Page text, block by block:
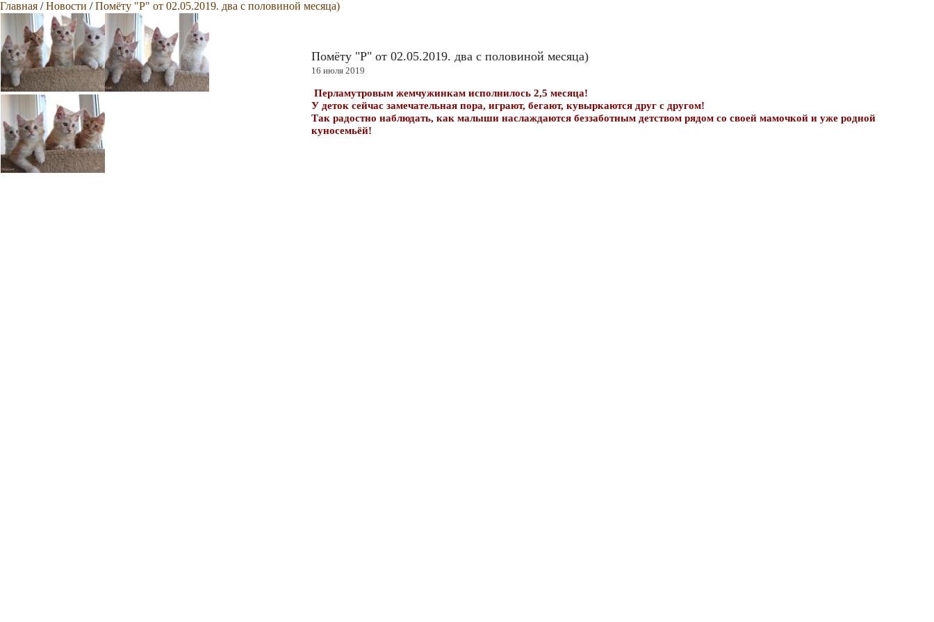
Главная /Новости /Помёту "Р" от 02.05.2019. два с половиной месяца)
Помёту "Р" от 02.05.2019. два с половиной месяца)
16 июля 2019
Перламутровым жемчужинкам исполнилось 2,5 месяца!
У деток сейчас замечательная пора, играют, бегают, кувыркаются друг с другом!
Так радостно наблюдать, как малыши наслаждаются беззаботным детством рядом со своей мамочкой и уже родной
куносемьёй!